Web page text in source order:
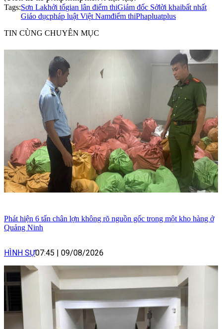
Tags:Sơn Lakhởi tốgian lân điểm thiGiám đốc Sởlời khaibất nhất
Giáo dụcpháp luật Việt Namđiểm thiPhapluatplus
TIN CÙNG CHUYÊN MỤC
Phát hiện 6 tấn chân lợn không rõ nguồn gốc trong một kho hàng ở
Quảng Ninh
HÌNH SỰ07:45 | 09/08/2026